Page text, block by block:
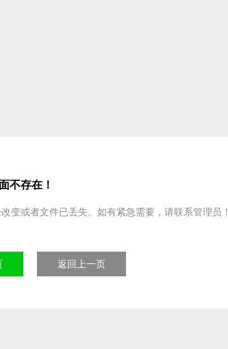
不存在！
变或者文件已丢失。如有紧急需要，请联系管理员！
返回上一页